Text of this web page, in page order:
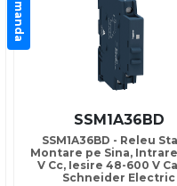
SSM1A36BD
SSM1A36BD - Releu
Montare pe Sina,
V Cc, Iesire 48-600 V
Schneider Electric